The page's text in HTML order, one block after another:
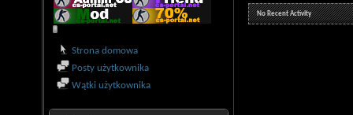
Strona domowa
Posty użytkownika
Wątki użytkownika
No Recent Activity